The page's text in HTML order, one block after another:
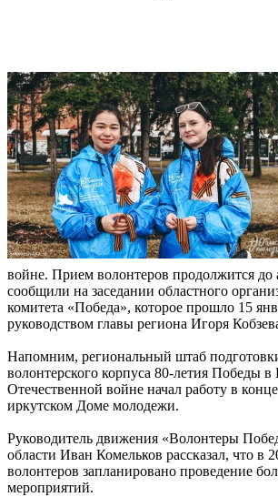
войне. Прием волонтеров продолжится до
сообщили на заседании областного
комитета «Победа», которое прошло 15
руководством главы региона Игоря
Напомним, региональный штаб
волонтерского корпуса 80-летия Победы в
Отечественной войне начал работу в
иркутском Доме молодежи.
Руководитель движения «Волонтеры
области Иван Комельков рассказал, что в
волонтеров запланировано проведение
мероприятий.